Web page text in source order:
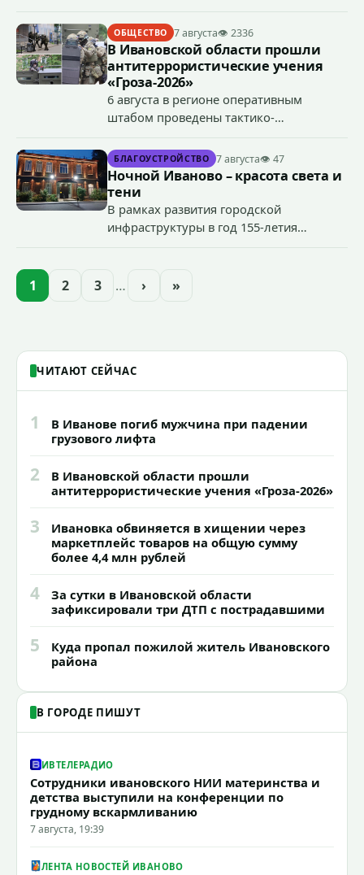
ОБЩЕСТВО 7 августа👁 2336
В Ивановской области прошли
антитеррористические учения
«Гроза-2026»
6 августа в регионе оперативным
штабом проведены тактико-
террористического акта на объекте
органов государственной власти.
«Гроза-2026».
БЛАГОУСТРОЙСТВО 7 августа👁 47
Ночной Иваново – красота света и
тени
В рамках развития городской
инфраструктуры в год 155-летия
проекта подсветки исторических
1 2 3 … › »
ЧИТАЮТ СЕЙЧАС
1
В Иванове погиб мужчина при падении
грузового лифта
2
В Ивановской области прошли
антитеррористические учения «Гроза-2026»
3
Ивановка обвиняется в хищении через
маркетплейс товаров на общую сумму
более 4,4 млн рублей
4
За сутки в Ивановской области
зафиксировали три ДТП с пострадавшими
5
Куда пропал пожилой житель Ивановского
района
В ГОРОДЕ ПИШУТ
ИВТЕЛЕРАДИО
Сотрудники ивановского НИИ материнства и
детства выступили на конференции по
грудному вскармливанию
7 августа, 19:39
ЛЕНТА НОВОСТЕЙ ИВАНОВО